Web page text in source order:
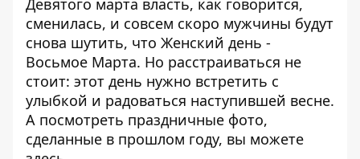
Девятого марта власть, как говорится,
сменилась, и совсем скоро мужчины будут
снова шутить, что Женский день -
Восьмое Марта. Но расстраиваться не
стоит: этот день нужно встретить с
улыбкой и радоваться наступившей весне.
А посмотреть праздничные фото,
сделанные в прошлом году, вы можете